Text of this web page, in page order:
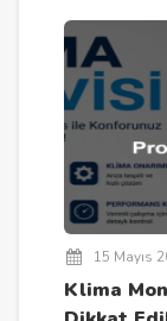
15 Mayıs
Klima